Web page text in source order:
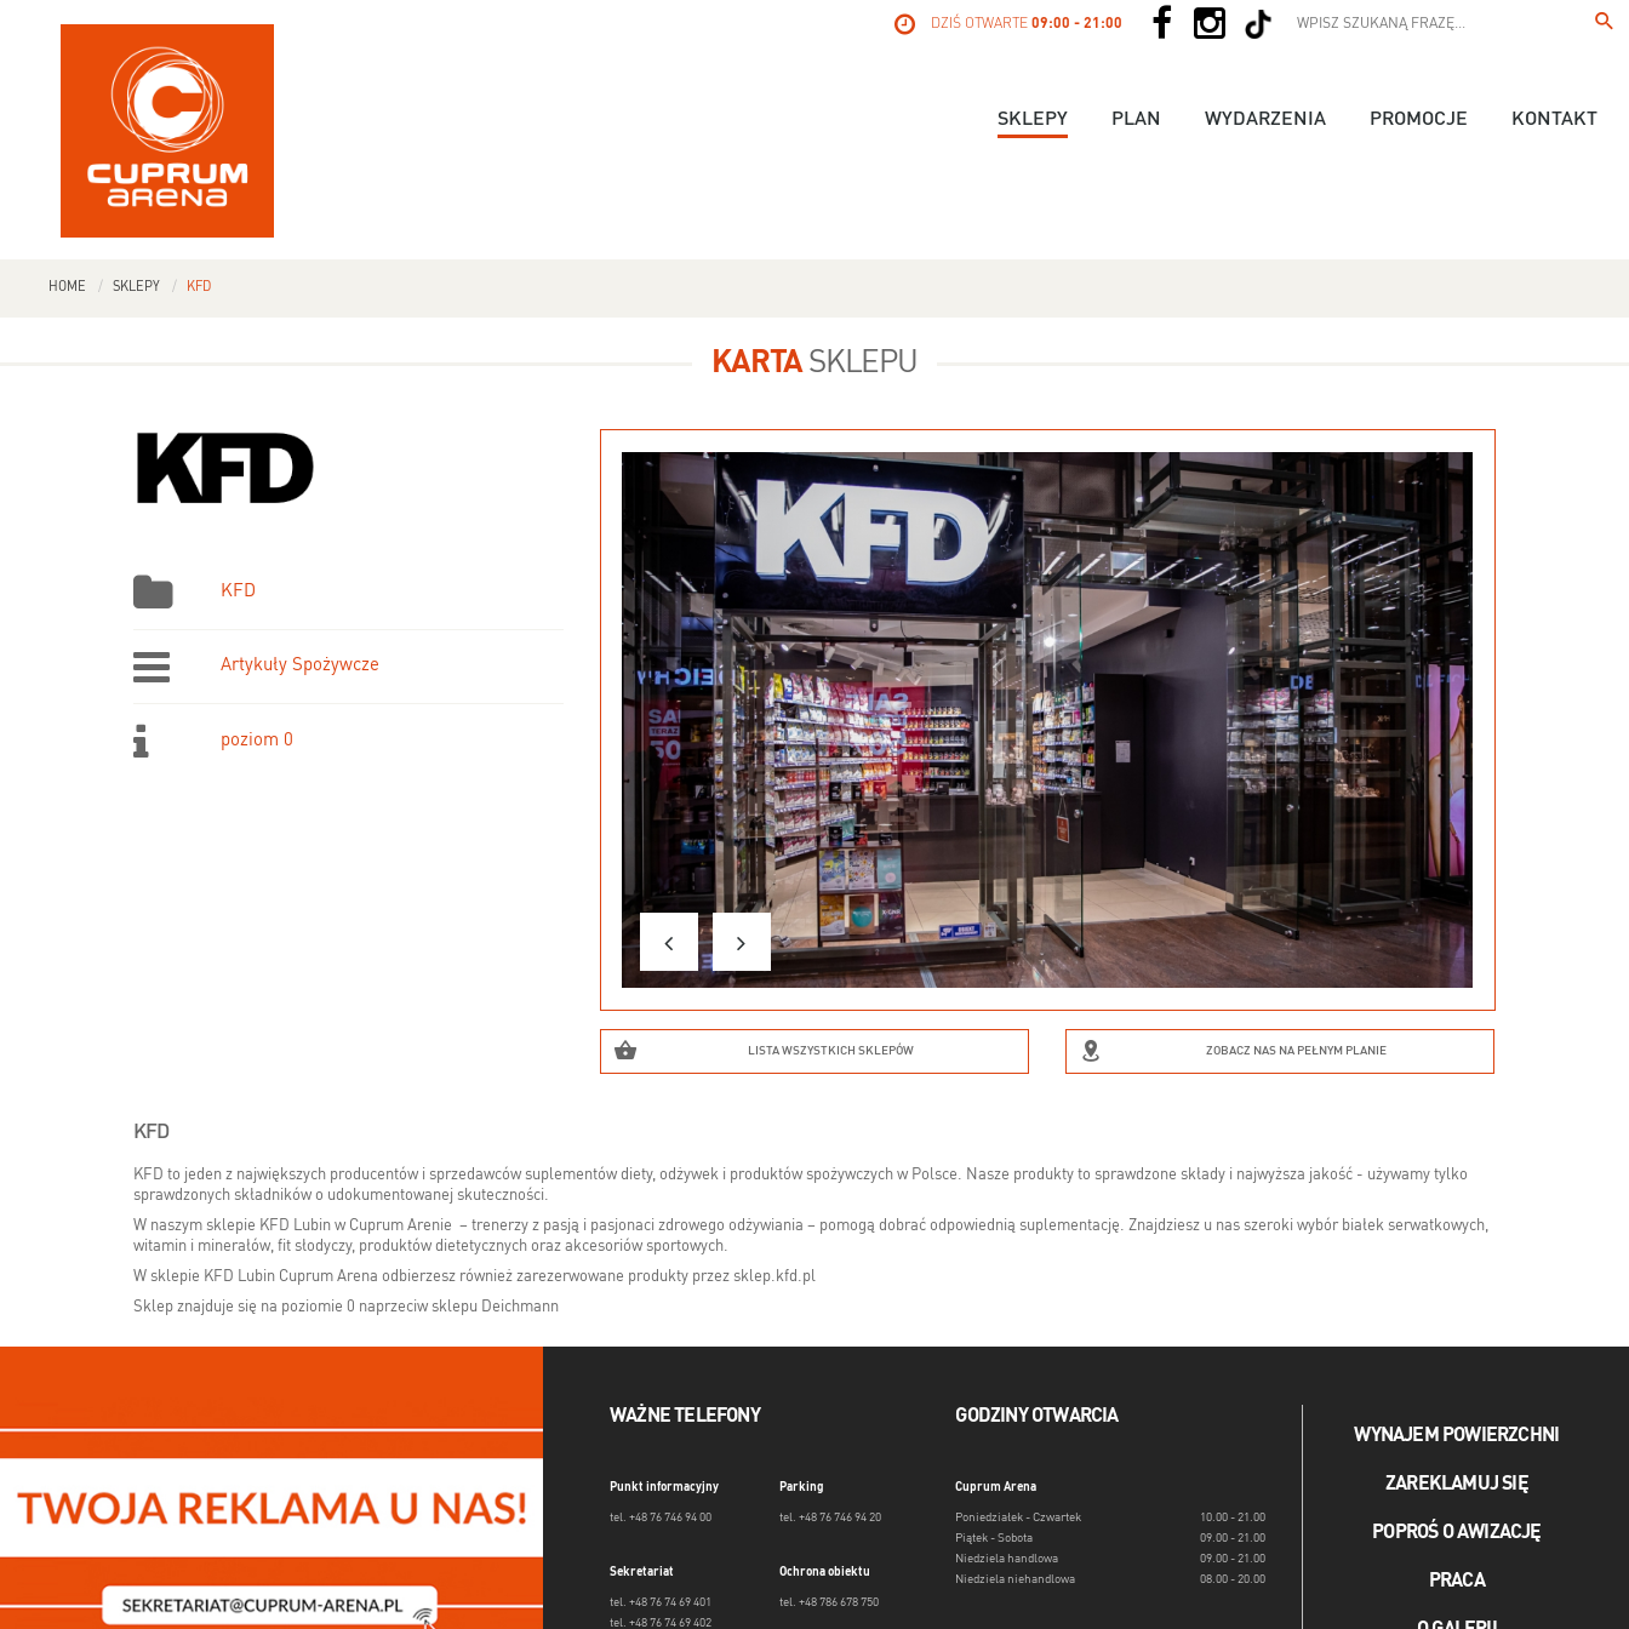
DZIŚ OTWARTE 09:00 - 21:00
SKLEPY PLAN WYDARZENIA PROMOCJE KONTAKT
HOME SKLEPY KFD
KARTASKLEPU
KFD
Artykuły Spożywcze
poziom 0
LISTA WSZYSTKICH SKLEPÓW ZOBACZ NAS NA PEŁNYM PLANIE
KFD
KFD to jeden z największych producentów i sprzedawców suplementów diety, odżywek i produktów spożywczych w Polsce. Nasze produkty to sprawdzone składy i najwyższa jakość - używamy tylko
sprawdzonych składników o udokumentowanej skuteczności.
W naszym sklepie KFD Lubin w Cuprum Arenie – trenerzy z pasją i pasjonaci zdrowego odżywiania – pomogą dobrać odpowiednią suplementację. Znajdziesz u nas szeroki wybór białek serwatkowych,
witamin i minerałów, fit słodyczy, produktów dietetycznych oraz akcesoriów sportowych.
W sklepie KFD Lubin Cuprum Arena odbierzesz również zarezerwowane produkty przez sklep.kfd.pl
Sklep znajduje się na poziomie 0 naprzeciw sklepu Deichmann
WAŻNE TELEFONY
Punkt informacyjny
tel. +48 76 746 94 00
Parking
tel. +48 76 746 94 20
Sekretariat
tel. +48 76 74 69 401
tel. +48 76 74 69 402
Ochrona obiektu
tel. +48 786 678 750
GODZINY OTWARCIA
Cuprum Arena
Poniedziałek - Czwartek
10.00 - 21.00
Piątek - Sobota
09.00 - 21.00
Niedziela handlowa
09.00 - 21.00
Niedziela niehandlowa
08.00 - 20.00
WYNAJEM POWIERZCHNI
ZAREKLAMUJ SIĘ
POPROŚ O AWIZACJĘ
PRACA